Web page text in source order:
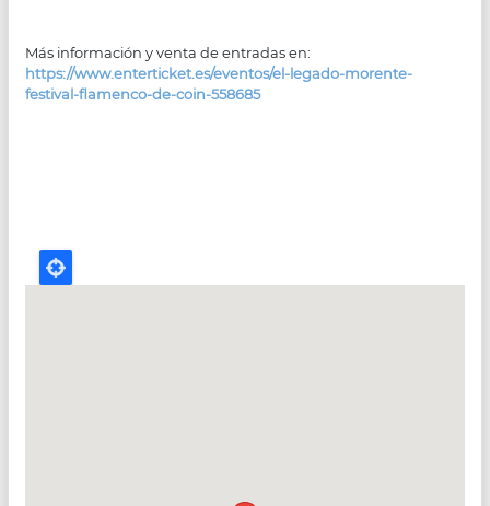
Más información y venta de entradas en:
https://www.enterticket.es/eventos/el-legado-morente-
festival-flamenco-de-coin-558685